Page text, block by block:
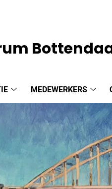
informatie
submenu
MEDEWERKERS